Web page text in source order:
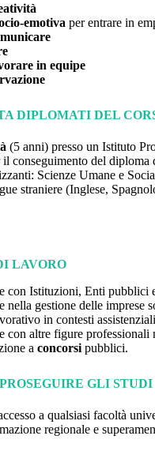
emotiva per entrare in
in equipe
DIPLOMATI DEL
(5 anni) presso un Istituto
il conseguimento del diploma
Scienze Umane e
straniere (Inglese,
LAVORO
con Istituzioni, Enti pubblici
nella gestione delle imprese
in contesti
con altre figure professionali
a concorsi pubblici.
GLI STUDI
a qualsiasi facoltà
regionale e